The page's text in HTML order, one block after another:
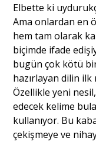
Elbette ki
Ama onlardan en
hem tam olarak
biçimde ifade
bugün çok kötü
hazırlayan dilin ilk
Özellikle yeni
edecek kelime
kullanıyor. Bu
çekişmeye ve